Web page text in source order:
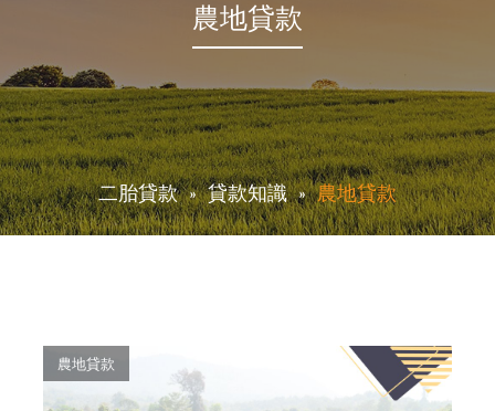
農地貸款
二胎貸款 貸款知識 農地貸款
農地貸款